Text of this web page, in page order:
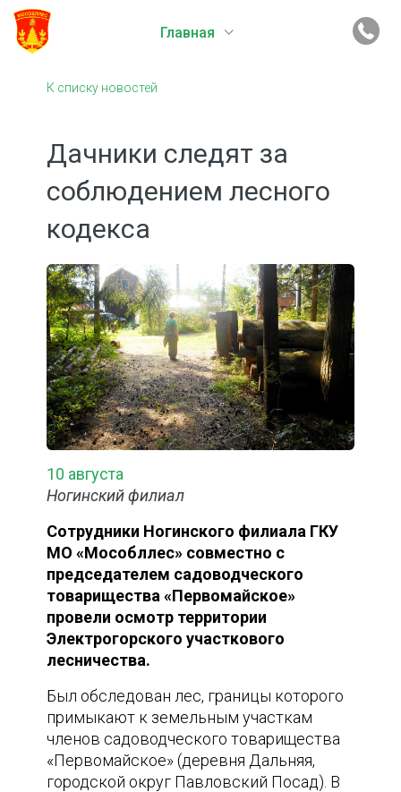
Главная
К списку новостей
Дачники следят за
соблюдением лесного
кодекса
10 августа
Ногинский филиал
Сотрудники Ногинского филиала ГКУ
МО «Мособллес» совместно с
председателем садоводческого
товарищества «Первомайское»
провели осмотр территории
Электрогорского участкового
лесничества.
Был обследован лес, границы которого
примыкают к земельным участкам
членов садоводческого товарищества
«Первомайское» (деревня Дальняя,
городской округ Павловский Посад). В